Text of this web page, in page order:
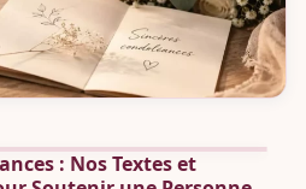
: Nos Textes et